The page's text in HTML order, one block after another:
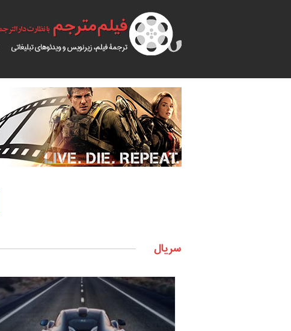
سریال